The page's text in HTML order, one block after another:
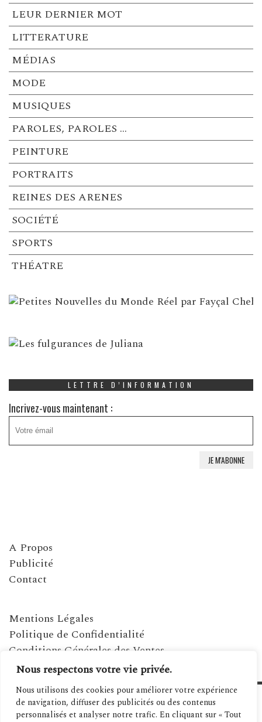
Nous respectons votre vie privée.
Nous utilisons des cookies pour améliorer votre expérience
de navigation, diffuser des publicités ou des contenus
personnalisés et analyser notre trafic. En cliquant sur « Tout
LEUR DERNIER MOT
LITTERATURE
MÉDIAS
MODE
MUSIQUES
PAROLES, PAROLES …
PEINTURE
PORTRAITS
REINES DES ARENES
SOCIÉTÉ
SPORTS
THÉATRE
LETTRE D’INFORMATION
Incrivez-vous maintenant :
A Propos
Publicité
Contact
Mentions Légales
Politique de Confidentialité
Conditions Générales des Ventes